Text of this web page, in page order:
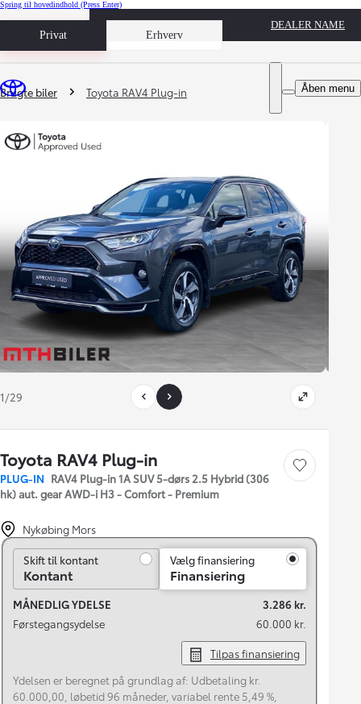
Spring til hovedindhold (Press Enter)
Privat Erhverv
Book prøvetur
DEALER NAME
Åben menu
Du er her
Brugte biler Toyota RAV4 Plug-in
1/29
Toyota RAV4 Plug-in
PLUG-IN RAV4 Plug-in 1A SUV 5-dørs 2.5 Hybrid (306
hk) aut. gear AWD-i H3 - Comfort - Premium
Gem bil
Nykøbing Mors
Skift til kontant
Skift til kontant
Kontant
Vælg finansiering
Finansiering
MÅNEDLIG YDELSE
3.286 kr.
Førstegangsydelse
60.000 kr.
Tilpas finansiering
Ydelsen er beregnet på grundlag af: Udbetaling kr.
60.000,00, løbetid 96 måneder, variabel rente 5,49 %,